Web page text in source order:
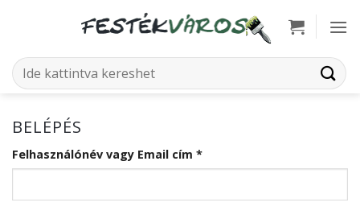
Keresés
a
BELÉPÉS
Felhasználónév vagy Email cím *Kötelező